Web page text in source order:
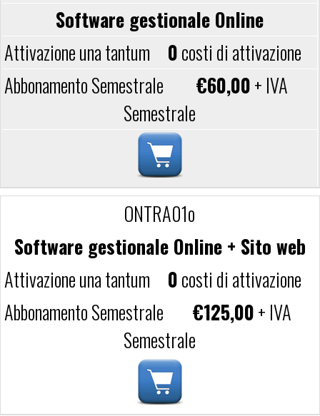
Software gestionale Online
0costi di attivazione
€60,00+ IVA
Semestrale
ONTRA01o
Software gestionale Online + Sito web
0costi di attivazione
€125,00+ IVA
Semestrale